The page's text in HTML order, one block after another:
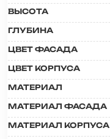
ВЫСОТА
ГЛУБИНА
ЦВЕТ ФАСАДА
ЦВЕТ КОРПУСА
МАТЕРИАЛ
МАТЕРИАЛ ФАСАДА
МАТЕРИАЛ КОРПУСА